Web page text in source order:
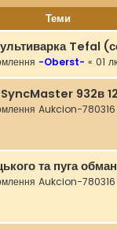
Теми
Tefal
-Oberst- « 01
SyncMaster 932в
Aukcion-780316
та пуга
Aukcion-780316